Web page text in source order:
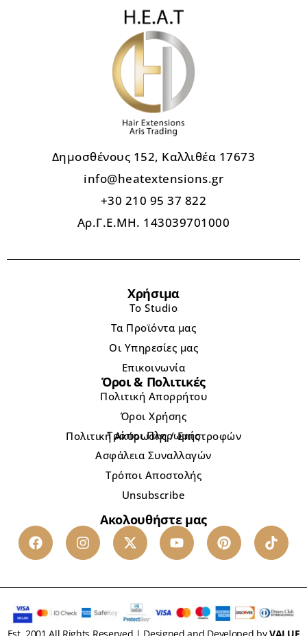
Δημοσθένους 152, Καλλιθέα 17673
info@heatextensions.gr
+30 210 95 37 822
Αρ.Γ.Ε.ΜΗ. 143039701000
Χρήσιμα
Το Studio
Τα Προϊόντα μας
Οι Υπηρεσίες μας
Επικοινωνία
Όροι & Πολιτικές
Πολιτική Απορρήτου
Όροι Χρήσης
Πολιτική Ακύρωσης / Επιστροφών
Τρόποι Πληρωμής
Ασφάλεια Συναλλαγών
Τρόποι Αποστολής
Unsubscribe
Ακολουθήστε μας
Est. 2001 All Rights Reserved | Designed and Developed byVALUE